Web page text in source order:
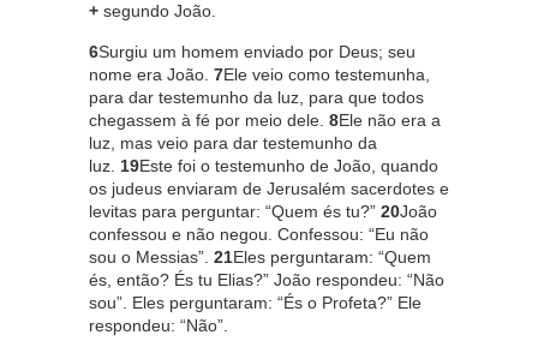
+ segundo João.
6Surgiu um homem enviado por Deus; seu
nome era João. 7Ele veio como testemunha,
para dar testemunho da luz, para que todos
chegassem à fé por meio dele. 8Ele não era a
luz, mas veio para dar testemunho da
luz. 19Este foi o testemunho de João, quando
os judeus enviaram de Jerusalém sacerdotes e
levitas para perguntar: “Quem és tu?” 20João
confessou e não negou. Confessou: “Eu não
sou o Messias”. 21Eles perguntaram: “Quem
és, então? És tu Elias?” João respondeu: “Não
sou”. Eles perguntaram: “És o Profeta?” Ele
respondeu: “Não”.